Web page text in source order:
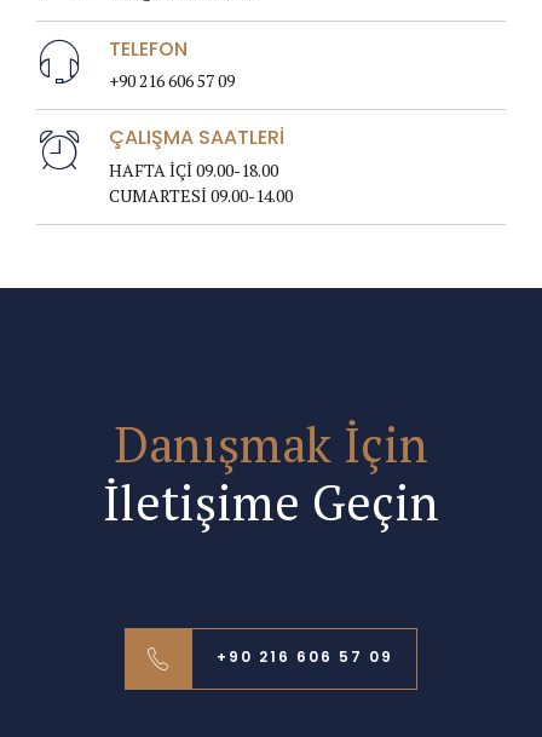
TELEFON
+90 216 606 57 09
ÇALIŞMA SAATLERİ
HAFTA İÇİ 09.00-18.00
CUMARTESİ 09.00-14.00
Danışmak İçin
İletişime Geçin
+90 216 606 57 09